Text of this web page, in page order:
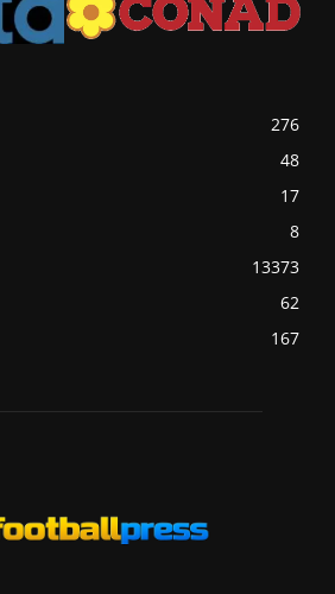
276
48
17
8
13373
62
167